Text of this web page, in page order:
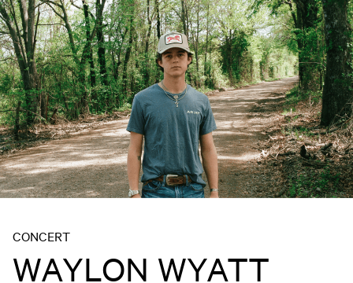
CONCERT
WAYLON WYATT